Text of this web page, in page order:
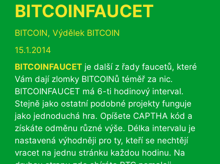
BITCOINFAUCET
Rubriky
BITCOIN, Výdělek BITCOIN
15.1.2014
BITCOINFAUCET je další z řady faucetů, které
Vám dají zlomky BITCOINů téměř za nic.
BITCOINFAUCET má 6-ti hodinový interval.
Stejně jako ostatní podobné projekty funguje
jako jednoduchá hra. Opíšete CAPTHA kód a
získáte odměnu různé výše. Délka intervalu je
nastavená výhodněji pro ty, kteří se nechtějí
vracet na jednu stránku každou hodinu. Na